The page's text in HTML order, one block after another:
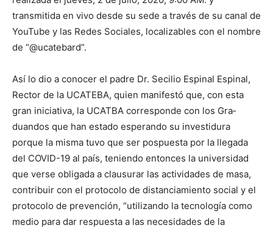
transmitida en vivo desde su sede a través de su canal de
YouTube y las Redes Sociales, localizables con el nombre
de “@ucatebard”.
Así lo dio a conocer el padre Dr. Secilio Espinal Espinal,
Rec­tor de la UCATEBA, quien manifestó que, con esta
gran iniciativa, la UCATBA corresponde con los Gra­
duandos que han estado esperando su inves­tidura
porque la misma tuvo que ser pospuesta por la llegada
del COVID-19 al país, teniendo entonces la universidad
que verse obligada a clausurar las actividades de masa,
contribuir con el protocolo de distanciamiento social y el
protocolo de prevención, “utilizando la tecnología como
me­dio para dar respuesta a las necesidades de la